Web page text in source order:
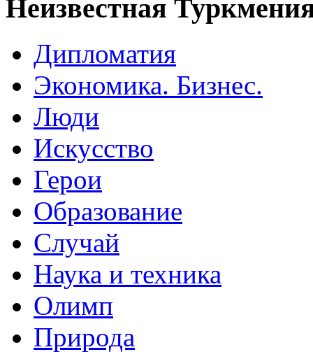
Неизвестная
Дипломатия
Экономика. Бизнес.
Люди
Искусство
Герои
Образование
Случай
Наука и техника
Олимп
Природа